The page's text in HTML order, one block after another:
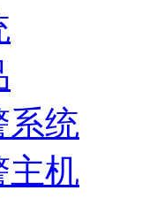
系统
主机